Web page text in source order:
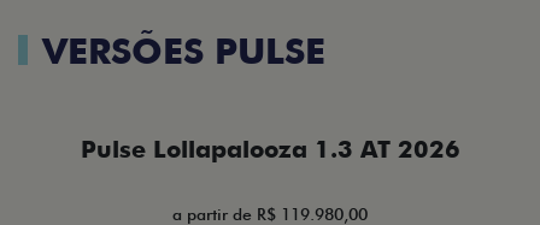
VERSÕES PULSE
Pulse Lollapalooza 1.3 AT 2026
a partir de R$ 119.980,00